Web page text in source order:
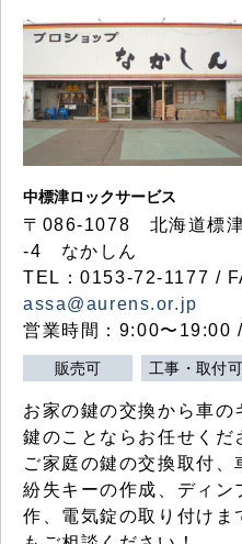
中標津ロックサービス
〒086-1078 北海道標
-4 なかしん
TEL：0153-72-1177 /
assa@aurens.or.jp
営業時間：9:00〜19:00
販売可 工事・取付可
お家の鍵の交換から車の
鍵のことならお任せくだ
ご家庭の鍵の交換取付、
紛失キーの作成、ディン
作、電気錠の取り付けま